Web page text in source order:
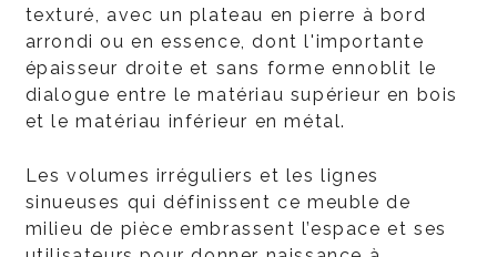
texturé, avec un plateau en pierre à bord
arrondi ou en essence, dont l'importante
épaisseur droite et sans forme ennoblit le
dialogue entre le matériau supérieur en bois
et le matériau inférieur en métal.
Les volumes irréguliers et les lignes
sinueuses qui définissent ce meuble de
milieu de pièce embrassent l’espace et ses